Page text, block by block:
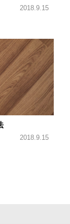
2018.9.15
2018.9.15